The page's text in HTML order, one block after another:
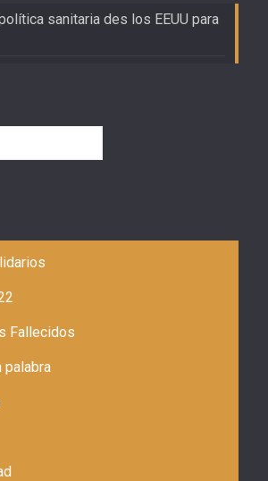
sanitaria des los EEUU para
Fallecidos
palabra